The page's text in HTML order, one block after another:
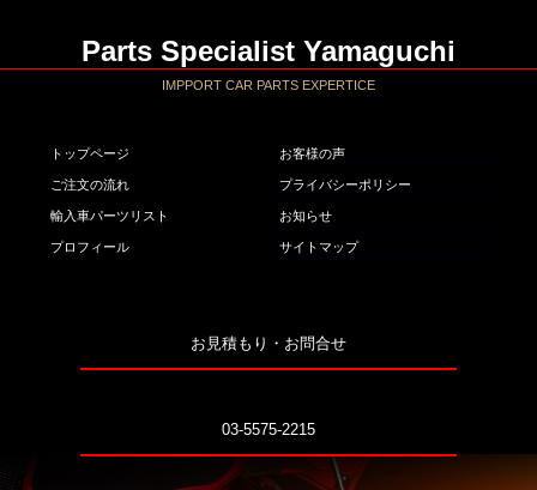
Parts Specialist Yamaguchi
IMPPORT CAR PARTS EXPERTICE
トップページ
ご注文の流れ
輸入車パーツリスト
プロフィール
お客様の声
プライバシーポリシー
お知らせ
サイトマップ
お見積もり・お問合せ
03-5575-2215